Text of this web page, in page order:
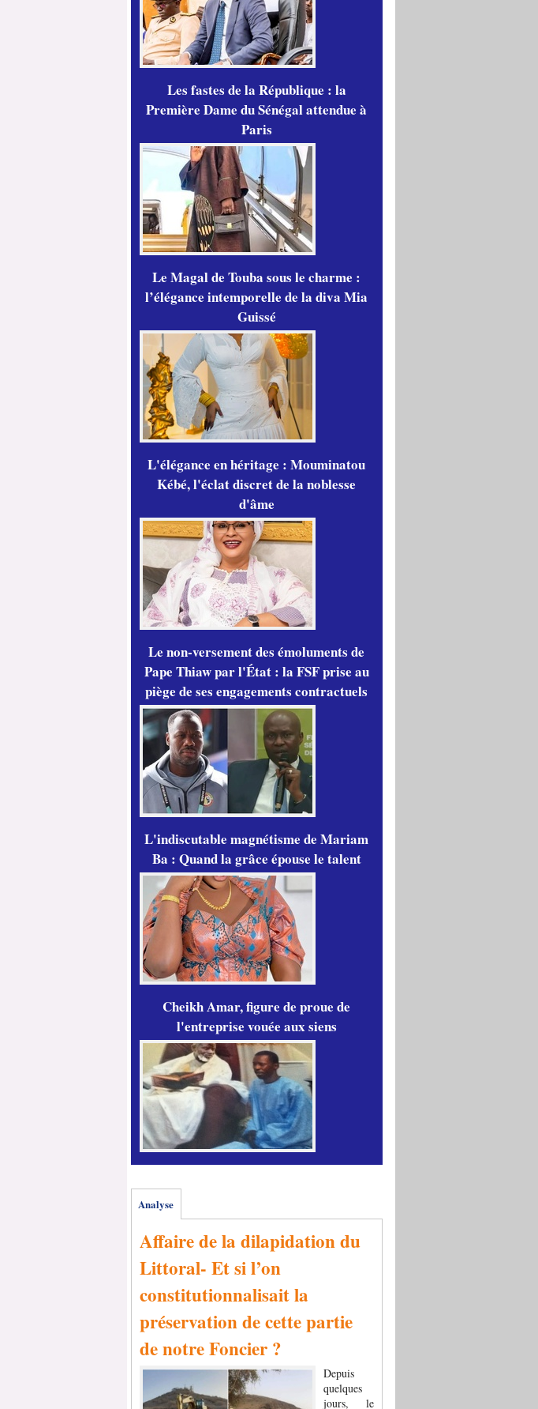
Les fastes de la République : la
Première Dame du Sénégal attendue à
Paris
Le Magal de Touba sous le charme :
l’élégance intemporelle de la diva Mia
Guissé
L'élégance en héritage : Mouminatou
Kébé, l'éclat discret de la noblesse
d'âme
Le non-versement des émoluments de
Pape Thiaw par l'État : la FSF prise au
piège de ses engagements contractuels
L'indiscutable magnétisme de Mariam
Ba : Quand la grâce épouse le talent
Cheikh Amar, figure de proue de
l'entreprise vouée aux siens
Analyse
Affaire de la dilapidation du
Littoral- Et si l’on
constitutionnalisait la
préservation de cette partie
de notre Foncier ?
Depuis
quelques
jours, le